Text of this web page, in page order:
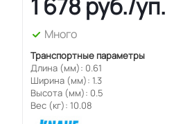
1 678 руб./уп.
Много
Транспортные параметры
Длина (мм): 0.61
Ширина (мм): 1.3
Высота (мм): 0.5
Вес (кг): 10.08